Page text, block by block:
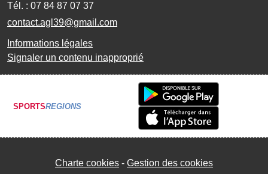
Tél. : 07 84 87 07 37
contact.agl39@gmail.com
Informations légales
Signaler un contenu inapproprié
SPORTSREGIONS
Charte cookies Gestion des cookies